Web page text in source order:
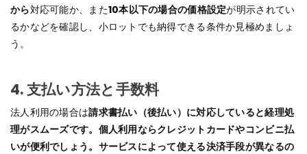
から対応可能か、また10本以下の場合の価格設定が明示されてい
るかなどを確認し、小ロットでも納得できる条件か見極めましょ
う。
4.支払い方法と手数料
法人利用の場合は請求書払い（後払い）に対応していると経理処
理がスムーズです。個人利用ならクレジットカードやコンビニ払
いが便利でしょう。サービスによって使える決済手段が異なるの